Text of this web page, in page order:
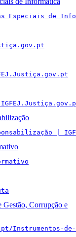
Especiais de
|
Gestão, Corrupção e
de-